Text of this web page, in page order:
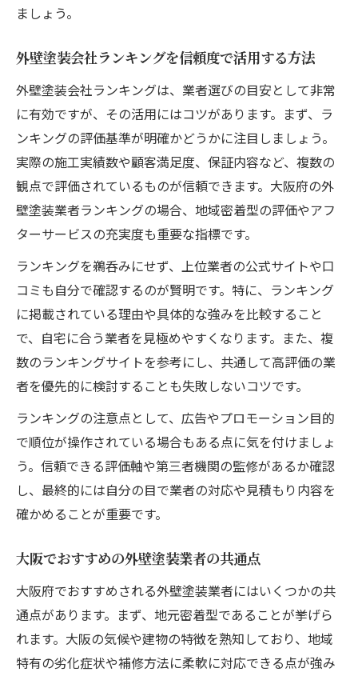
ましょう。
外壁塗装会社ランキングを信頼度で活用する方法
外壁塗装会社ランキングは、業者選びの目安として非常
に有効ですが、その活用にはコツがあります。まず、ラ
ンキングの評価基準が明確かどうかに注目しましょう。
実際の施工実績数や顧客満足度、保証内容など、複数の
観点で評価されているものが信頼できます。大阪府の外
壁塗装業者ランキングの場合、地域密着型の評価やアフ
ターサービスの充実度も重要な指標です。
ランキングを鵜呑みにせず、上位業者の公式サイトや口
コミも自分で確認するのが賢明です。特に、ランキング
に掲載されている理由や具体的な強みを比較すること
で、自宅に合う業者を見極めやすくなります。また、複
数のランキングサイトを参考にし、共通して高評価の業
者を優先的に検討することも失敗しないコツです。
ランキングの注意点として、広告やプロモーション目的
で順位が操作されている場合もある点に気を付けましょ
う。信頼できる評価軸や第三者機関の監修があるか確認
し、最終的には自分の目で業者の対応や見積もり内容を
確かめることが重要です。
大阪でおすすめの外壁塗装業者の共通点
大阪府でおすすめされる外壁塗装業者にはいくつかの共
通点があります。まず、地元密着型であることが挙げら
れます。大阪の気候や建物の特徴を熟知しており、地域
特有の劣化症状や補修方法に柔軟に対応できる点が強み